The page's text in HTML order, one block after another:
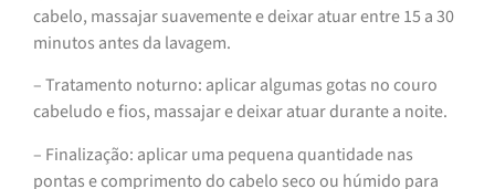
cabelo, massajar suavemente e deixar atuar entre 15 a 30
minutos antes da lavagem.
– Tratamento noturno: aplicar algumas gotas no couro
cabeludo e fios, massajar e deixar atuar durante a noite.
– Finalização: aplicar uma pequena quantidade nas
pontas e comprimento do cabelo seco ou húmido para